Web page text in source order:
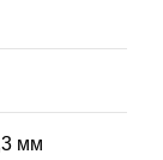
мм